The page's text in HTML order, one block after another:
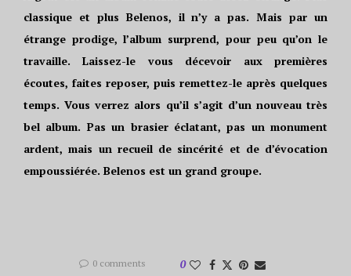
classique et plus Belenos, il n’y a pas. Mais par un
étrange prodige, l’album surprend, pour peu qu’on le
travaille. Laissez-le vous décevoir aux premières
écoutes, faites reposer, puis remettez-le après quelques
temps. Vous verrez alors qu’il s’agit d’un nouveau très
bel album. Pas un brasier éclatant, pas un monument
ardent, mais un recueil de sincérité et de d’évocation
empoussiérée. Belenos est un grand groupe.
0 comments 0